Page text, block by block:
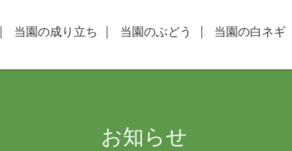
当園の成り立ち 当園のぶどう 当園の白ネギ
お知らせ